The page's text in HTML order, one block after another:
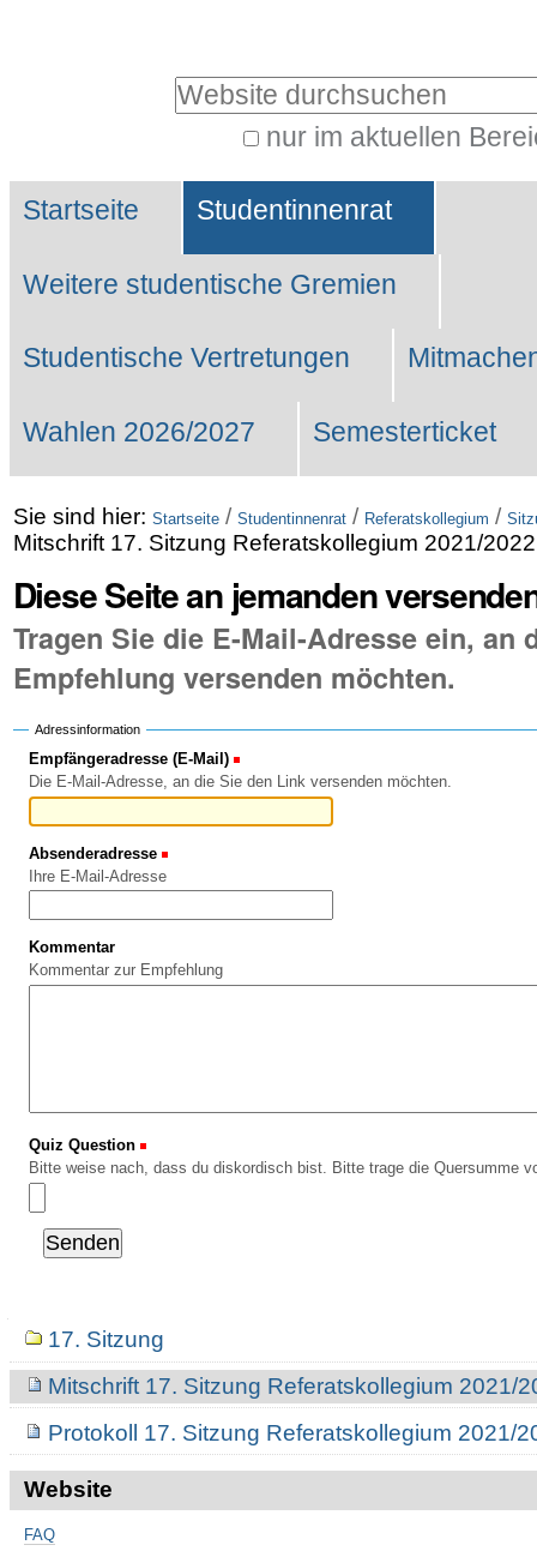
Website durchsuchen
nur im aktuellen
Suche…
Sektionen
Startseite Studentinnenrat
Weitere studentische Gremien
Studentische Vertretungen
Wahlen 2026/2027 Semesterticket
Sie sind hier: Startseite / Studentinnenrat / Referatskollegium /
Mitschrift 17. Sitzung Referatskollegium 2021/2022
Diese Seite an jemanden
Tragen Sie die E-Mail-Adresse ein, an
Empfehlung versenden möchten.
Adressinformation
Empfängeradresse (E-Mail)
Die E-Mail-Adresse, an die Sie den Link versenden möchten.
Absenderadresse
Ihre E-Mail-Adresse
Kommentar
Kommentar zur Empfehlung
Quiz Question
Bitte weise nach, dass du diskordisch bist. Bitte trage die Quersumme
Navigation17. Sitzung
Mitschrift 17. Sitzung Referatskollegium 2021/
Protokoll 17. Sitzung Referatskollegium 2021/
Website
FAQ